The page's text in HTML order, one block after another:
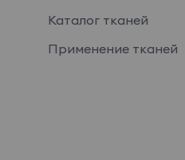
Каталог тканей
Применение тканей